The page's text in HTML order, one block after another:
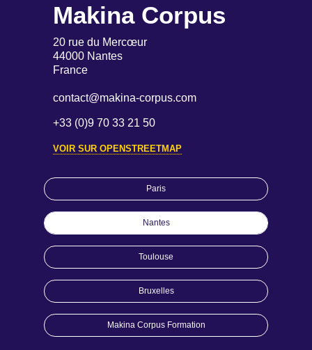
Paris
Nantes
Toulouse
Bruxelles
Makina Corpus Formation
Makina Corpus
20 rue du Mercœur
44000 Nantes
France
contact@makina-corpus.com
+33 (0)9 70 33 21 50
VOIR SUR OPENSTREETMAP